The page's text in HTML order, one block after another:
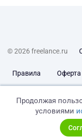
© 2026 freelance.ru
Правила Оферта
Продолжая
условиями